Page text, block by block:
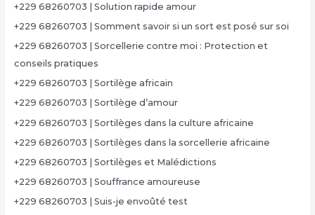
+229 68260703 | Solution rapide amour
+229 68260703 | Somment savoir si un sort est posé sur soi
+229 68260703 | Sorcellerie contre moi : Protection et
conseils pratiques
+229 68260703 | Sortilège africain
+229 68260703 | Sortilège d’amour
+229 68260703 | Sortilèges dans la culture africaine
+229 68260703 | Sortilèges dans la sorcellerie africaine
+229 68260703 | Sortilèges et Malédictions
+229 68260703 | Souffrance amoureuse
+229 68260703 | Suis-je envoûté test